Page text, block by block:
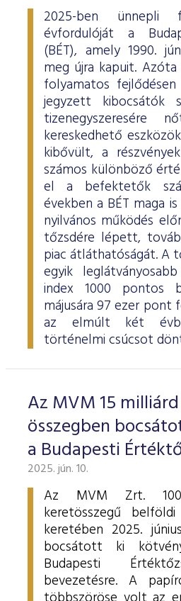
2025-ben ünnepli
évfordulóját a
(BÉT), amely 1990.
meg újra kapuit.
folyamatos
jegyzett kibocsátók
tizenegyszeresére
kereskedhető
kibővült, a
számos különböző
el a befektetők
években a BÉT maga
nyilvános működés
tőzsdére lépett,
piac átláthatóságát. A
egyik
index 1000 pontos
májusára 97 ezer
az elmúlt két
történelmi csúcsot
Az MVM 15
összegben
a Budapesti
2025. jún. 10.
Az MVM Zrt.
keretösszegű belföldi
keretében 2025.
bocsátott ki
Budapesti
bevezetésre. A